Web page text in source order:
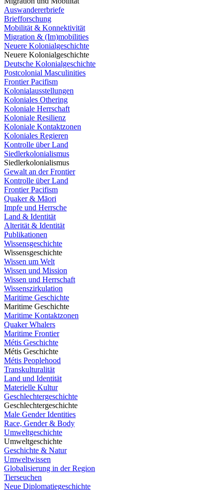
Auswandererbriefe
Briefforschung
Mobilität & Konnektivität
Migration & (Im)mobilities
Neuere Kolonialgeschichte
Neuere Kolonialgeschichte
Deutsche Kolonialgeschichte
Postcolonial Masculinities
Frontier Pacifism
Kolonialausstellungen
Koloniales Othering
Koloniale Herrschaft
Koloniale Resilienz
Koloniale Kontaktzonen
Koloniales Regieren
Kontrolle über Land
Siedlerkolonialismus
Siedlerkolonialismus
Gewalt an der Frontier
Kontrolle über Land
Frontier Pacifism
Quaker & Māori
Impfe und Herrsche
Land & Identität
Alterität & Identität
Publikationen
Wissensgeschichte
Wissensgeschichte
Wissen um Welt
Wissen und Mission
Wissen und Herrschaft
Wissenszirkulation
Maritime Geschichte
Maritime Geschichte
Maritime Kontaktzonen
Quaker Whalers
Maritime Frontier
Métis Geschichte
Métis Geschichte
Métis Peoplehood
Transkulturalität
Land und Identität
Materielle Kultur
Geschlechtergeschichte
Geschlechtergeschichte
Male Gender Identities
Race, Gender & Body
Umweltgeschichte
Umweltgeschichte
Geschichte & Natur
Umweltwissen
Globalisierung in der Region
Tierseuchen
Neue Diplomatiegeschichte